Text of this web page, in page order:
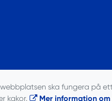
ska fungera på
kakor.
Mer information